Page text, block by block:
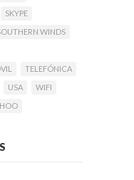
SKYPE
WINDS
TELEFÓNICA
USA
WIFI